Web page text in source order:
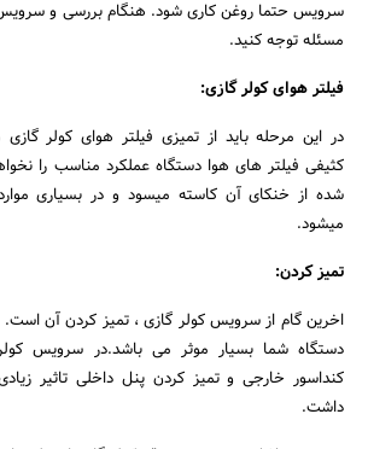
سرویس حتما روغن کاری شود. هنگام بررسی و سرویس
مسئله توجه کنید.
فیلتر هوای کولر گازی:
در این مرحله باید از تمیزی فیلتر هوای کولر
کثیفی فیلتر های هوا دستگاه عملکرد مناسب را
شده از خنکای آن کاسته میسود و در بسیاری
میشود.
تمیز کردن:
اخرین گام از سرویس کولر گازی ، تمیز کردن آن است.
دستگاه شما بسیار موثر می باشد.در سرویس
کنداسور خارجی و تمیز کردن پنل داخلی تاثیر
داشت.